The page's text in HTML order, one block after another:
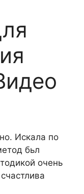
Искала по
бьл
очень